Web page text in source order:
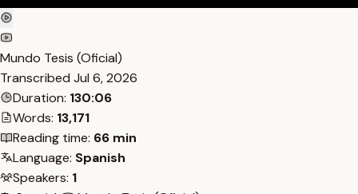
Mundo Tesis (Oficial)
Transcribed Jul 6, 2026
Duration: 130:06
Words: 13,171
Reading time: 66 min
Language: Spanish
Speakers: 1